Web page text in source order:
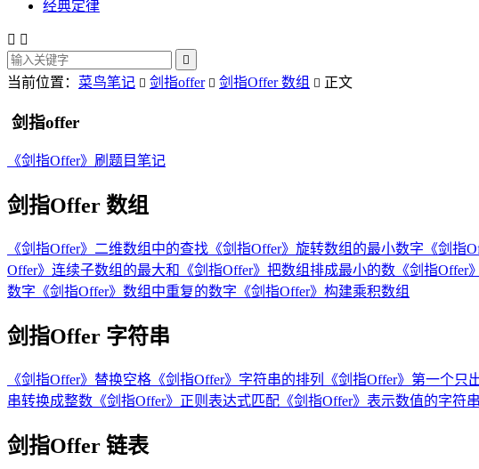
经典定律
 

当前位置： 菜鸟笔记  剑指offer  剑指Offer 数组  正文
剑指offer
《剑指Offer》刷题目笔记
剑指Offer 数组
《剑指Offer》二维数组中的查找 《剑指Offer》旋转数组的最小数字 《剑指
Offer》连续子数组的最大和 《剑指Offer》把数组排成最小的数 《剑指Offer
数字 《剑指Offer》数组中重复的数字 《剑指Offer》构建乘积数组
剑指Offer 字符串
《剑指Offer》替换空格 《剑指Offer》字符串的排列 《剑指Offer》第一个只
串转换成整数 《剑指Offer》正则表达式匹配 《剑指Offer》表示数值的字符串
剑指Offer 链表